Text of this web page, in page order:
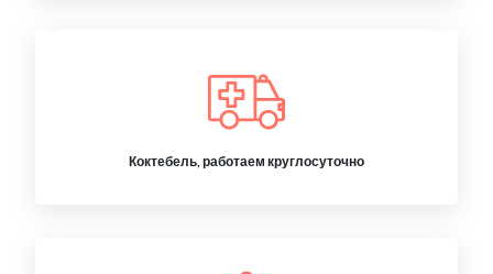
Коктебель, работаем круглосуточно